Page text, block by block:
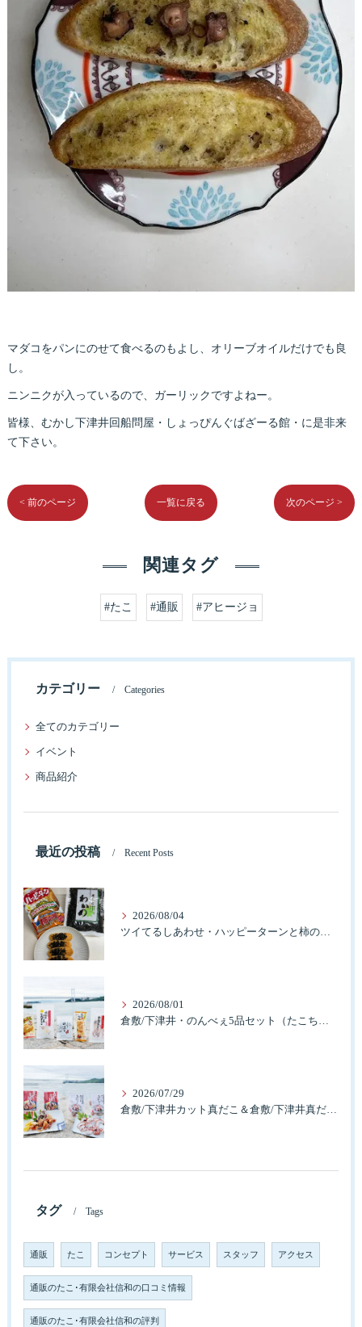
マダコをパンにのせて食べるのもよし、オリーブオイルだけでも良
し。
ニンニクが入っているので、ガーリックですよねー。
皆様、むかし下津井回船問屋・しょっぴんぐばざーる館・に是非来
て下さい。
< 前のページ 一覧に戻る 次のページ >
関連タグ
#たこ #通販 #アヒージョ
カテゴリー Categories
全てのカテゴリー
イベント
商品紹介
最近の投稿 Recent Posts
2026/08/04
ツイてるしあわせ・ハッピーターンと柿の種とそふとわかめふりかけとタコふりかけ・ハッピーコラボレーション
2026/08/01
倉敷/下津井・のんべぇ5品セット（たこちく、たこ玉、味付のり、串酢だこ、味付けけやわらか真だこチーズ）3歳のお子様も大好きなんですよ。
2026/07/29
倉敷/下津井カット真だこ＆倉敷/下津井真だこ唐揚げ・セット人気です。
タグ Tags
通販 たこ コンセプト サービス スタッフ アクセス
通販のたこ･有限会社信和の口コミ情報
通販のたこ･有限会社信和の評判